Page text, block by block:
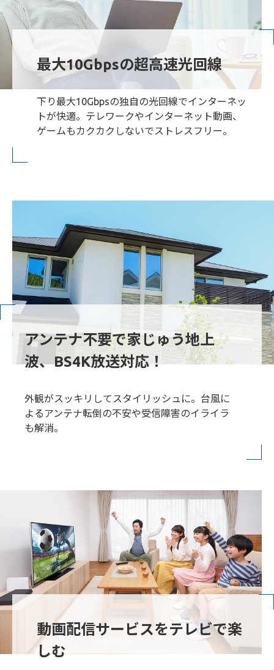
最大10Gbpsの超高速光回線
下り最大10Gbpsの独自の光回線でインターネッ
トが快適。テレワークやインターネット動画、
ゲームもカクカクしないでストレスフリー。
アンテナ不要で家じゅう地上
波、BS4K放送対応！
外観がスッキリしてスタイリッシュに。台風に
よるアンテナ転倒の不安や受信障害のイライラ
も解消。
動画配信サービスをテレビで楽
しむ